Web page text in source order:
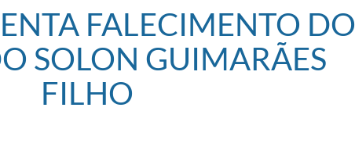
FALECIMENTO DO
SOLON GUIMARÃES
FILHO